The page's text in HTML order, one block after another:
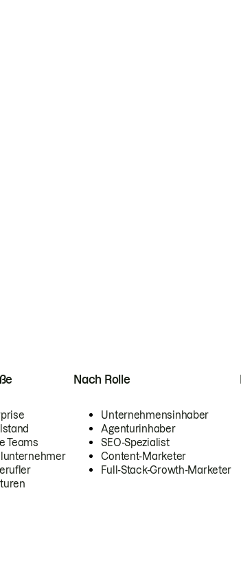
Teams
Nach Rolle
Unternehmensinhaber
Agenturinhaber
SEO-Spezialist
Content-Marketer
Full-Stack-Growth-Marketer